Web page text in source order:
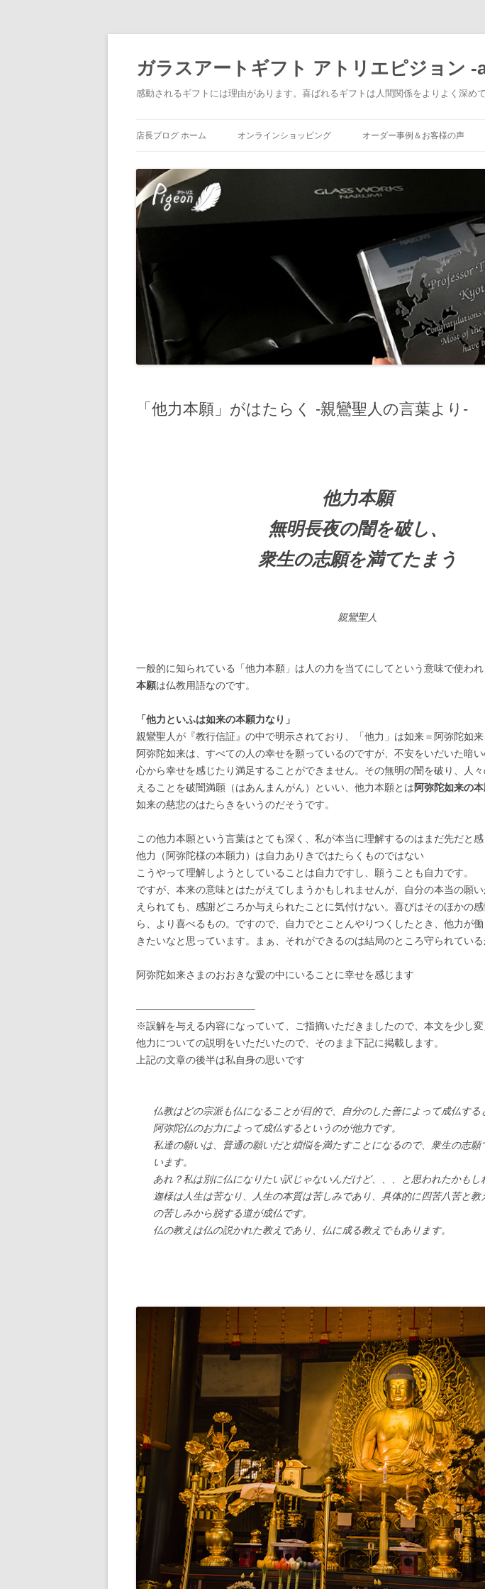
ガラスアートギフト アトリエピジョン
感動されるギフトには理由があります。喜ばれるギフトは人間関係をよりよく深め
店長ブログ ホーム オンラインショッピング オーダー事例＆お客様の声
「他力本願」がはたらく -親鸞聖人の言葉より-
他力本願
無明長夜の闇を破し、
衆生の志願を満てたまう
親鸞聖人
一般的に知られている「他力本願」は人の力を当てにしてという意味で使わ
本願は仏教用語なのです。
「他力といふは如来の本願力なり」
親鸞聖人が『教行信証』の中で明示されており、「他力」は如来＝阿弥陀如来
阿弥陀如来は、すべての人の幸せを願っているのですが、不安をいだいた暗
心から幸せを感じたり満足することができません。その無明の闇を破り、人
えることを破闇満願（はあんまんがん）といい、他力本願とは阿弥陀如来の
如来の慈悲のはたらきをいうのだそうです。
この他力本願という言葉はとても深く、私が本当に理解するのはまだ先だと感
他力（阿弥陀様の本願力）は自力ありきではたらくものではない
こうやって理解しようとしていることは自力ですし、願うことも自力です。
ですが、本来の意味とはたがえてしまうかもしれませんが、自分の本当の願
えられても、感謝どころか与えられたことに気付けない。喜びはそのほかの
ら、より喜べるもの。ですので、自力でとことんやりつくしたとき、他力が
きたいなと思っています。まぁ、それができるのは結局のところ守られてい
阿弥陀如来さまのおおきな愛の中にいることに幸せを感じます
————————————
※誤解を与える内容になっていて、ご指摘いただきましたので、本文を少し変
他力についての説明をいただいたので、そのまま下記に掲載します。
上記の文章の後半は私自身の思いです
仏教はどの宗派も仏になることが目的で、自分のした善によって成仏する
阿弥陀仏のお力によって成仏するというのが他力です。
私達の願いは、普通の願いだと煩悩を満たすことになるので、衆生の志願
います。
あれ？私は別に仏になりたい訳じゃないんだけど、、、と思われたかもし
迦様は人生は苦なり、人生の本質は苦しみであり、具体的に四苦八苦と教
の苦しみから脱する道が成仏です。
仏の教えは仏の説かれた教えであり、仏に成る教えでもあります。